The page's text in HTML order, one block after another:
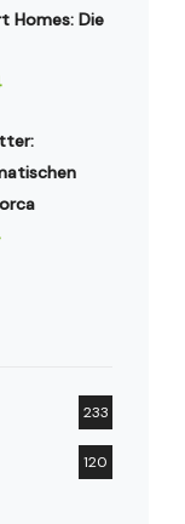
Homes: Die
233
120